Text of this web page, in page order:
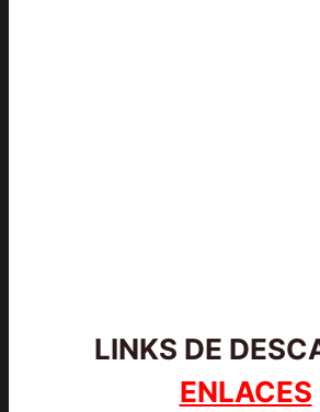
LINKS DE
ENLACES